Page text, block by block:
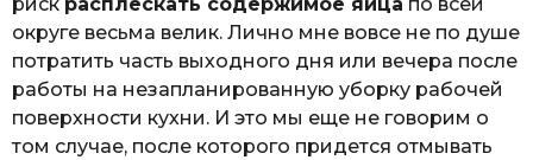
риск расплескать содержимое яйца по всей
округе весьма велик. Лично мне вовсе не по душе
потратить часть выходного дня или вечера после
работы на незапланированную уборку рабочей
поверхности кухни. И это мы еще не говорим о
том случае, после которого придется отмывать